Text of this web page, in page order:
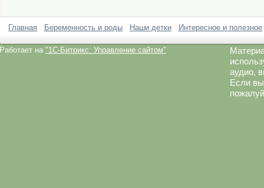
Главная Беременность и роды Наши детки Интересное и полезное
Работает на "1C-Битрикс: Управление сайтом"
аудио,
Если вы